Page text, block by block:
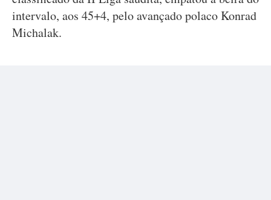
intervalo, aos 45+4, pelo avançado polaco Konrad
Michalak.